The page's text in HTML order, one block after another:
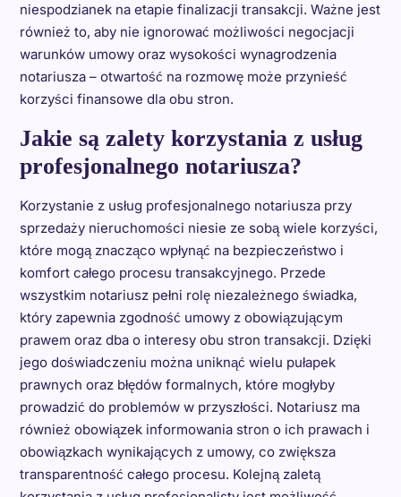
niespodzianek na etapie finalizacji transakcji. Ważne jest
również to, aby nie ignorować możliwości negocjacji
warunków umowy oraz wysokości wynagrodzenia
notariusza – otwartość na rozmowę może przynieść
korzyści finansowe dla obu stron.
Jakie są zalety korzystania z usług
profesjonalnego notariusza?
Korzystanie z usług profesjonalnego notariusza przy
sprzedaży nieruchomości niesie ze sobą wiele korzyści,
które mogą znacząco wpłynąć na bezpieczeństwo i
komfort całego procesu transakcyjnego. Przede
wszystkim notariusz pełni rolę niezależnego świadka,
który zapewnia zgodność umowy z obowiązującym
prawem oraz dba o interesy obu stron transakcji. Dzięki
jego doświadczeniu można uniknąć wielu pułapek
prawnych oraz błędów formalnych, które mogłyby
prowadzić do problemów w przyszłości. Notariusz ma
również obowiązek informowania stron o ich prawach i
obowiązkach wynikających z umowy, co zwiększa
transparentność całego procesu. Kolejną zaletą